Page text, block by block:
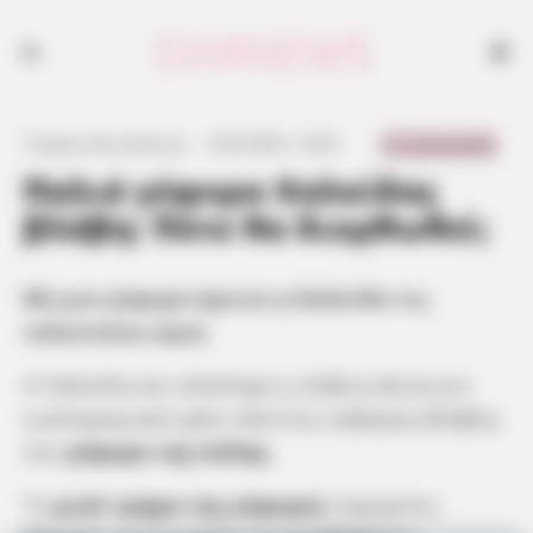
Παλιά γέφυρα Χαλκίδας
βλάβη: Πότε θα διορθωθεί;
Με μια γέφυρα έμεινε η Χαλκίδα τις
γέφυρα της πόλης
μισό τμήμα της γέφυρας